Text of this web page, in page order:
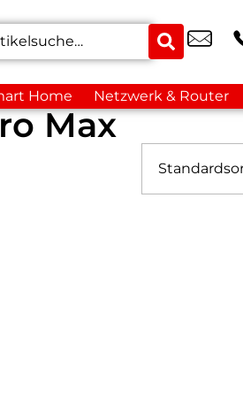
Home Netzwerk & Router
Max